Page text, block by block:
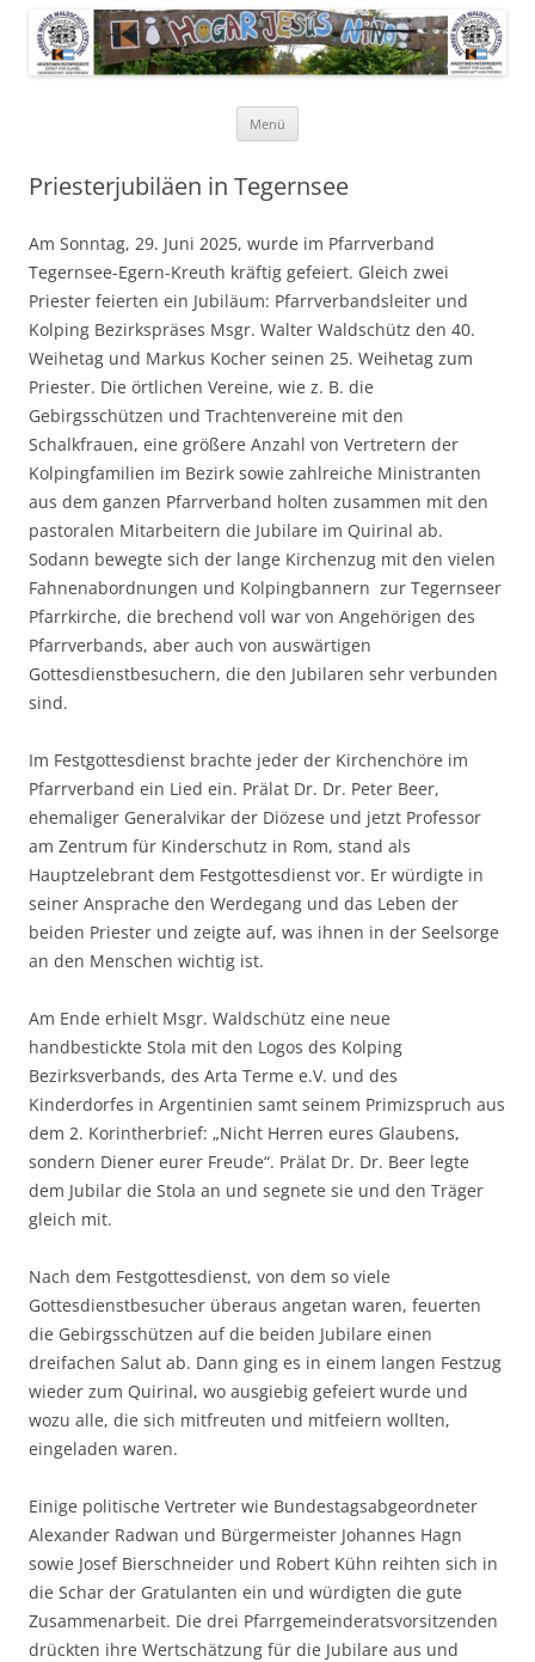
Menü
Priesterjubiläen in Tegernsee
Am Sonntag, 29. Juni 2025, wurde im Pfarrverband
Tegernsee-Egern-Kreuth kräftig gefeiert. Gleich zwei
Priester feierten ein Jubiläum: Pfarrverbandsleiter und
Kolping Bezirkspräses Msgr. Walter Waldschütz den 40.
Weihetag und Markus Kocher seinen 25. Weihetag zum
Priester. Die örtlichen Vereine, wie z. B. die
Gebirgsschützen und Trachtenvereine mit den
Schalkfrauen, eine größere Anzahl von Vertretern der
Kolpingfamilien im Bezirk sowie zahlreiche Ministranten
aus dem ganzen Pfarrverband holten zusammen mit den
pastoralen Mitarbeitern die Jubilare im Quirinal ab.
Sodann bewegte sich der lange Kirchenzug mit den vielen
Fahnenabordnungen und Kolpingbannern zur Tegernseer
Pfarrkirche, die brechend voll war von Angehörigen des
Pfarrverbands, aber auch von auswärtigen
Gottesdienstbesuchern, die den Jubilaren sehr verbunden
sind.
Im Festgottesdienst brachte jeder der Kirchenchöre im
Pfarrverband ein Lied ein. Prälat Dr. Dr. Peter Beer,
ehemaliger Generalvikar der Diözese und jetzt Professor
am Zentrum für Kinderschutz in Rom, stand als
Hauptzelebrant dem Festgottesdienst vor. Er würdigte in
seiner Ansprache den Werdegang und das Leben der
beiden Priester und zeigte auf, was ihnen in der Seelsorge
an den Menschen wichtig ist.
Am Ende erhielt Msgr. Waldschütz eine neue
handbestickte Stola mit den Logos des Kolping
Bezirksverbands, des Arta Terme e.V. und des
Kinderdorfes in Argentinien samt seinem Primizspruch aus
dem 2. Korintherbrief: „Nicht Herren eures Glaubens,
sondern Diener eurer Freude“. Prälat Dr. Dr. Beer legte
dem Jubilar die Stola an und segnete sie und den Träger
gleich mit.
Nach dem Festgottesdienst, von dem so viele
Gottesdienstbesucher überaus angetan waren, feuerten
die Gebirgsschützen auf die beiden Jubilare einen
dreifachen Salut ab. Dann ging es in einem langen Festzug
wieder zum Quirinal, wo ausgiebig gefeiert wurde und
wozu alle, die sich mitfreuten und mitfeiern wollten,
eingeladen waren.
Einige politische Vertreter wie Bundestagsabgeordneter
Alexander Radwan und Bürgermeister Johannes Hagn
sowie Josef Bierschneider und Robert Kühn reihten sich in
die Schar der Gratulanten ein und würdigten die gute
Zusammenarbeit. Die drei Pfarrgemeinderatsvorsitzenden
drückten ihre Wertschätzung für die Jubilare aus und